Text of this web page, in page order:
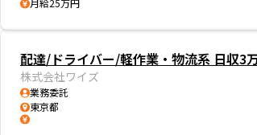
月給25万円
配達/ドライバー/軽作業・物流系 日収3
株式会社ワイズ
業務委託
東京都